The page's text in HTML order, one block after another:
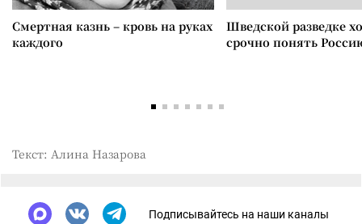
Смертная казнь – кровь на руках
каждого
Шведской разведке
срочно понять
Текст: Алина Назарова
Подписывайтесь на наши каналы